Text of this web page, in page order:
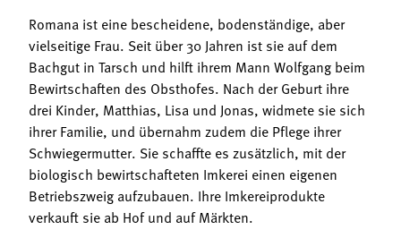
Romana ist eine bescheidene, bodenständige, aber
vielseitige Frau. Seit über 30 Jahren ist sie auf dem
Bachgut in Tarsch und hilft ihrem Mann Wolfgang beim
Bewirtschaften des Obsthofes. Nach der Geburt ihre
drei Kinder, Matthias, Lisa und Jonas, widmete sie sich
ihrer Familie, und übernahm zudem die Pflege ihrer
Schwiegermutter. Sie schaffte es zusätzlich, mit der
biologisch bewirtschafteten Imkerei einen eigenen
Betriebszweig aufzubauen. Ihre Imkereiprodukte
verkauft sie ab Hof und auf Märkten.